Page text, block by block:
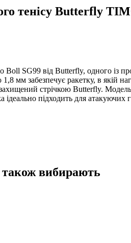
тенісу Butterfly
Boll SG99 від Butterfly, одного
мм забезпечує ракетку, в якій
захищений стрічкою Butterfly.
ідеально підходить для
також вибирають